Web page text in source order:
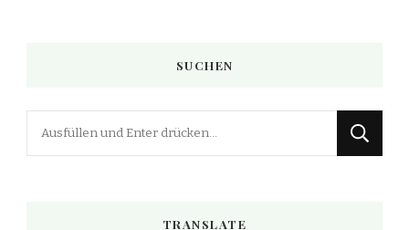
SUCHEN
TRANSLATE